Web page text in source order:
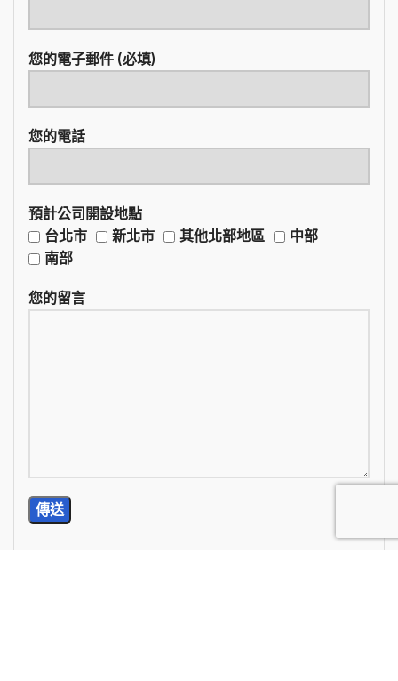
您的電子郵件 (必填)
您的電話
預計公司開設地點
台北市
新北市 其他北部地區
中部
南部
您的留言